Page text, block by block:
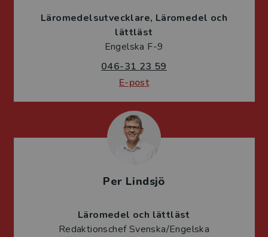
Läromedelsutvecklare Läromedel och
lättläst
Engelska F-9
046-31 23 59
E-post
Per Lindsjö
Läromedel och lättläst
Redaktionschef Svenska/Engelska